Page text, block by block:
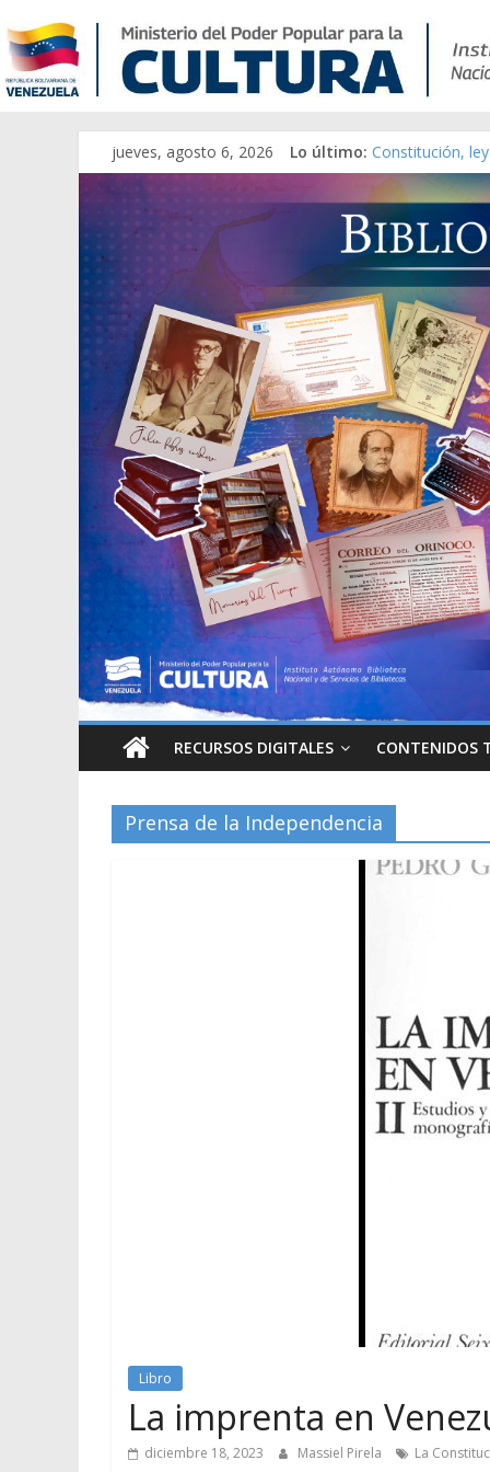
jueves, agosto 6, 2026 Lo último: Constitución,
Una Parálisis
Modesta Bor
Gaceta Oficial
Catálogo
RECURSOS DIGITALES CONTENIDOS
Prensa de la Independencia
Libro
La imprenta en
diciembre 18, 2023 Massiel Pirela La